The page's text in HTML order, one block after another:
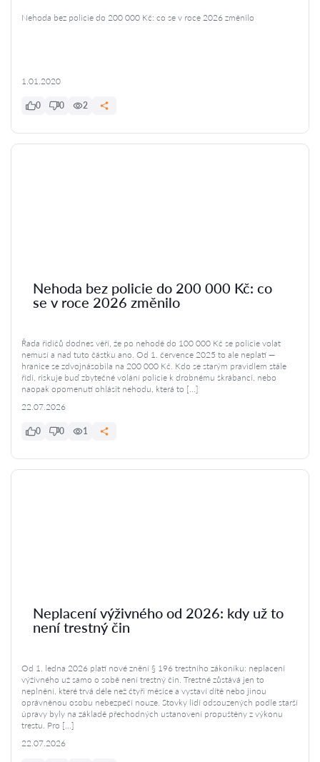
Nehoda bez policie do 200 000 Kč: co se v roce 2026 změnilo
1.01.2020
0 0 2
Nehoda bez policie do 200 000 Kč: co
se v roce 2026 změnilo
Řada řidičů dodnes věří, že po nehodě do 100 000 Kč se policie volat
nemusí a nad tuto částku ano. Od 1. července 2025 to ale neplatí —
hranice se zdvojnásobila na 200 000 Kč. Kdo se starým pravidlem stále
řídí, riskuje buď zbytečné volání policie k drobnému škrábanci, nebo
naopak opomenutí ohlásit nehodu, která to […]
22.07.2026
0 0 1
Neplacení výživného od 2026: kdy už to
není trestný čin
Od 1. ledna 2026 platí nové znění § 196 trestního zákoníku: neplacení
výživného už samo o sobě není trestný čin. Trestné zůstává jen to
neplnění, které trvá déle než čtyři měsíce a vystaví dítě nebo jinou
oprávněnou osobu nebezpečí nouze. Stovky lidí odsouzených podle starší
úpravy byly na základě přechodných ustanovení propuštěny z výkonu
trestu. Pro […]
22.07.2026